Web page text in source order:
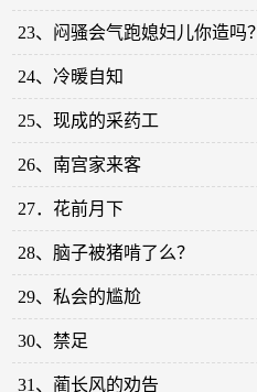
23、闷骚会气跑媳妇儿你造吗？
24、冷暖自知
25、现成的采药工
26、南宫家来客
27．花前月下
28、脑子被猪啃了么？
29、私会的尴尬
30、禁足
31、蔺长风的劝告